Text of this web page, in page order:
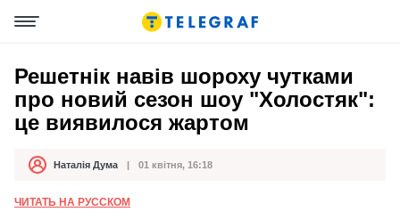
Решетнік навів шороху чутками
про новий сезон шоу "Холостяк":
це виявилося жартом
АвторНаталія Дума
Дата публікації 01 квітня, 16:18
ЧИТАТЬ НА РУССКОМ